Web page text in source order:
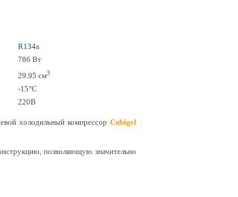
R134a
786 Вт
29.95 см3
-15°С
220В
холодильный компрессор Cubigel
позволяющую значительно